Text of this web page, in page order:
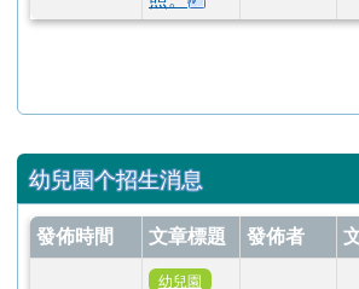
115年7月
照。
下載：花蓮縣鳳